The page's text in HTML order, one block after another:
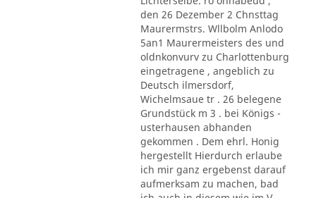
den 26 Dezember 2 Chnsttag
Maurermstrs. Wllbolm Anlodo
5an1 Maurermeisters des und
oldnkonvurv zu Charlottenburg
eingetragene , angeblich zu
Deutsch ilmersdorf,
Wichelmsaue tr . 26 belegene
Grundstück m 3 . bei Königs -
usterhausen abhanden
gekommen . Dem ehrl. Honig
hergestellt Hierdurch erlaube
ich mir ganz ergebenst darauf
aufmerksam zu machen, bad